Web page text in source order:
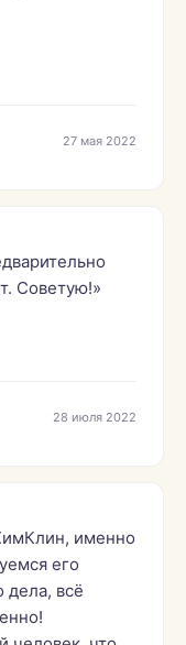
27 мая 2022
Советую!»
28 июля 2022
именно
его
дела, всё